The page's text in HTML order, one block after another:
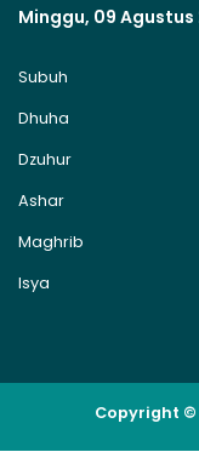
Minggu, 09 Agustus
Subuh
Dhuha
Dzuhur
Ashar
Maghrib
Isya
Copyright ©